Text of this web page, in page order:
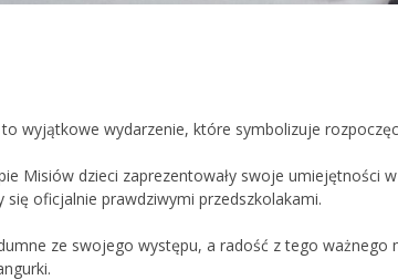
wyjątkowe wydarzenie, które symbolizuje
Misiów dzieci zaprezentowały swoje
się oficjalnie prawdziwymi przedszkolakami.
ze swojego występu, a radość z tego